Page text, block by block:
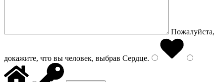
Пожалуйста,
докажите, что вы человек, выбрав Сердце.